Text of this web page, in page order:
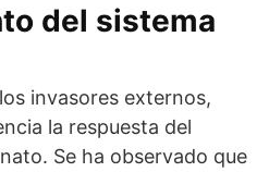
del sistema
invasores externos,
la respuesta del
Se ha observado que